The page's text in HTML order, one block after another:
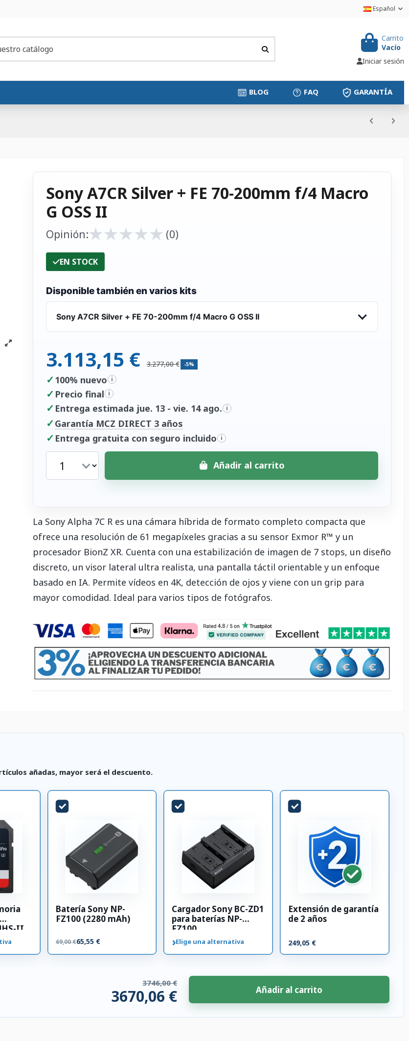
Español
Carrito
Vacío
Iniciar sesión
GARANTÍA
FAQ
BLOG
Sony A7CR Silver + FE 70-200mm f/4 Macro
G OSS II
Opinión:★
★★
★★
★★
★★
★ (0)
EN STOCK
Disponible también en varios kits
Sony A7CR Silver + FE 70-200mm f/4 Macro G OSS II
3.113,15 € 3.277,00 € -5%
✓ 100% nuevo i
✓ Precio final i
✓ Entrega estimada jue. 13 - vie. 14 ago. i
✓ Garantía MCZ DIRECT 3 años
✓ Entrega gratuita con seguro incluido i
Añadir al carrito
La Sony Alpha 7C R es una cámara híbrida de formato completo compacta que
ofrece una resolución de 61 megapíxeles gracias a su sensor Exmor R™ y un
procesador BionZ XR. Cuenta con una estabilización de imagen de 7 stops, un diseño
discreto, un visor lateral ultra realista, una pantalla táctil orientable y un enfoque
basado en IA. Permite vídeos en 4K, detección de ojos y viene con un grip para
mayor comodidad. Ideal para varios tipos de fotógrafos.
añadas, mayor será el descuento.
II
Batería Sony NP-
FZ100 (2280 mAh)
69,00 €65,55 €
Cargador Sony BC-ZD1
para baterías NP-
FZ100
›Elige una alternativa
Extensión de garantía
de 2 años
249,05 €
3746,00 €
3670,06 € Añadir al carrito